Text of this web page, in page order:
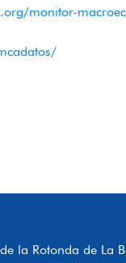
monitor-
la Rotonda de La